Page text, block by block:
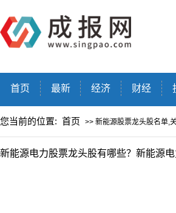
首页 最新 经济 财经
您当前的位置: 首页 >> 新能源股票龙头股名单,
新能源电力股票龙头股有哪些？新能源电